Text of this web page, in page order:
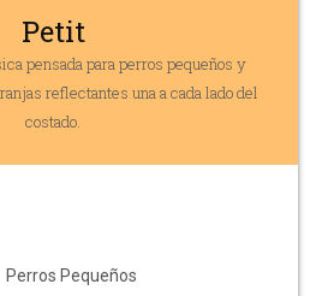
Petit
pensada para perros pequeños y
reflectantes una a cada lado del
costado.
Perros Pequeños